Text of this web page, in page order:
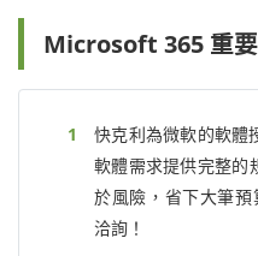
Microsoft 365 重
快克利為微軟的軟體
軟體需求提供完整的
於風險，省下大筆
洽詢！